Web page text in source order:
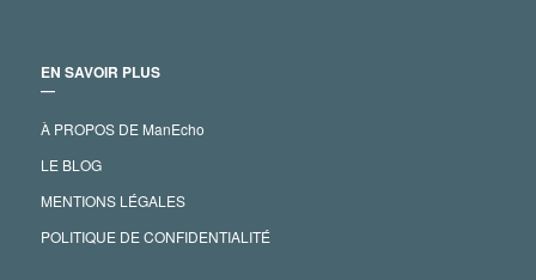
EN SAVOIR PLUS
―
À PROPOS DE ManEcho
LE BLOG
MENTIONS LÉGALES
POLITIQUE DE CONFIDENTIALITÉ